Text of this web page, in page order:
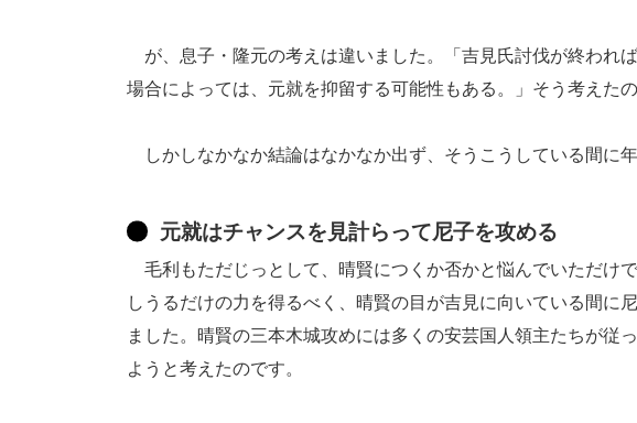
が、息子・隆元の考えは違いました。「吉見氏討伐が終われ
場合によっては、元就を抑留する可能性もある。」そう考えたの
しかしなかなか結論はなかなか出ず、そうこうしている間に年
元就はチャンスを見計らって尼子を攻める
毛利もただじっとして、晴賢につくか否かと悩んでいただけ
しうるだけの力を得るべく、晴賢の目が吉見に向いている間に
ました。晴賢の三本木城攻めには多くの安芸国人領主たちが従
ようと考えたのです。